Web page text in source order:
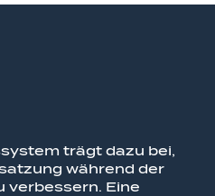
trägt dazu bei,
während der
verbessern. Eine